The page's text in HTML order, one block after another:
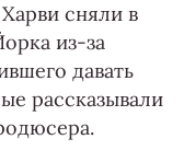
сняли в
из-за
давать
рассказывали